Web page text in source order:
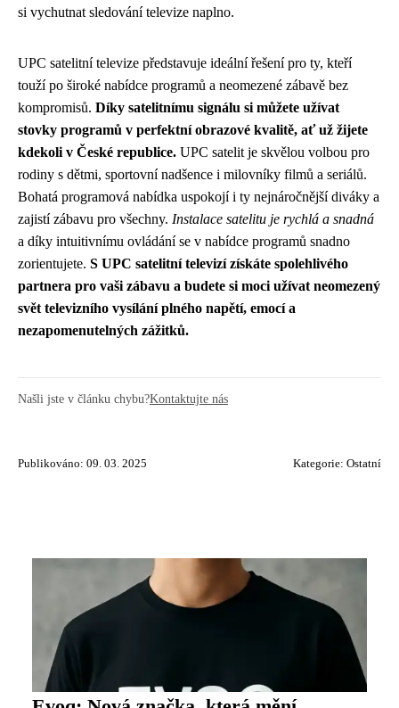
si vychutnat sledování televize naplno.
UPC satelitní televize představuje ideální řešení pro ty, kteří
touží po široké nabídce programů a neomezené zábavě bez
kompromisů. Díky satelitnímu signálu si můžete užívat
stovky programů v perfektní obrazové kvalitě, ať už žijete
kdekoli v České republice. UPC satelit je skvělou volbou pro
rodiny s dětmi, sportovní nadšence i milovníky filmů a seriálů.
Bohatá programová nabídka uspokojí i ty nejnáročnější diváky a
zajistí zábavu pro všechny. Instalace satelitu je rychlá a snadná
a díky intuitivnímu ovládání se v nabídce programů snadno
zorientujete. S UPC satelitní televizí získáte spolehlivého
partnera pro vaši zábavu a budete si moci užívat neomezený
svět televizního vysílání plného napětí, emocí a
nezapomenutelných zážitků.
Našli jste v článku chybu?Kontaktujte nás
Publikováno: 09. 03. 2025 Kategorie: Ostatní